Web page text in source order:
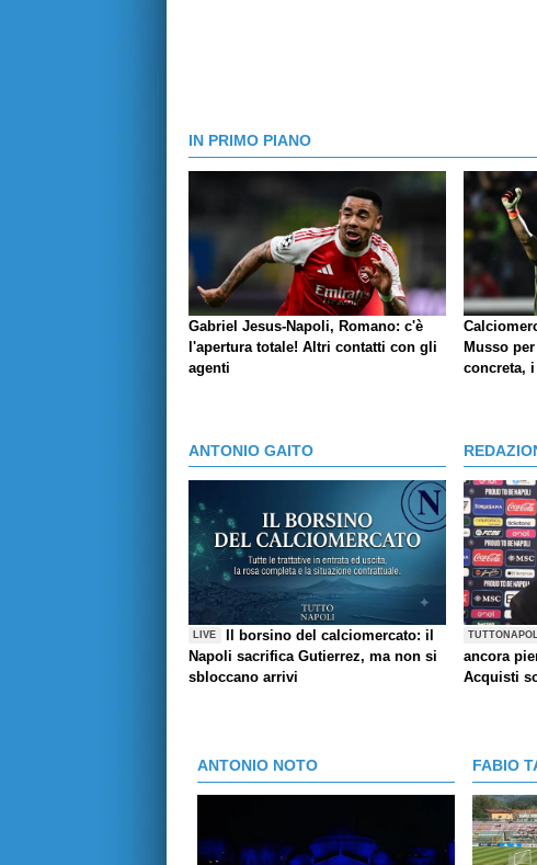
IN PRIMO PIANO
Gabriel Jesus-Napoli, Romano: c'è
l'apertura totale! Altri contatti con gli
agenti
Musso
concreta,
ANTONIO GAITO
LIVE
Il borsino del calciomercato: il
Napoli sacrifica Gutierrez, ma non si
sbloccano arrivi
ancora
Acquisti
ANTONIO NOTO FABIO